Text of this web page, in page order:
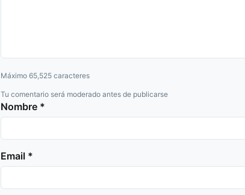
Máximo 65,525 caracteres
Tu comentario será moderado antes de publicarse
Nombre *
Email *